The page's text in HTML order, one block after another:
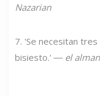
Nazarian
7. 'Se necesitan
bisiesto.' ― el